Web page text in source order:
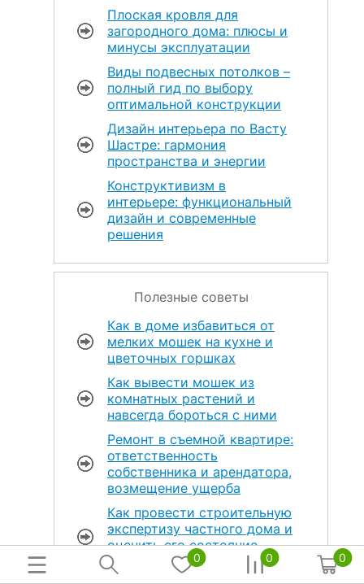
Плоская кровля для
загородного дома: плюсы и
минусы эксплуатации
Виды подвесных потолков –
полный гид по выбору
оптимальной конструкции
Дизайн интерьера по Васту
Шастре: гармония
пространства и энергии
Конструктивизм в
интерьере: функциональный
дизайн и современные
решения
Полезные советы
Как в доме избавиться от
мелких мошек на кухне и
цветочных горшках
Как вывести мошек из
комнатных растений и
навсегда бороться с ними
Ремонт в съемной квартире:
ответственность
собственника и арендатора,
возмещение ущерба
Как провести строительную
экспертизу частного дома и
оценить его состояние
перед сделкой
0 0 0